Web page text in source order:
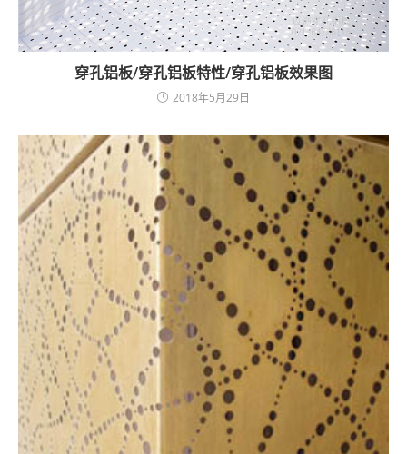
穿孔铝板/穿孔铝板特性/穿孔铝板效果图
2018年5月29日